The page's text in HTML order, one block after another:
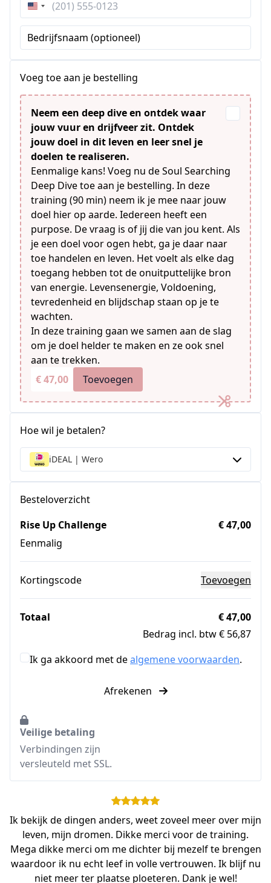
Verenigde
Staten
+1
Bedrijfsnaam (optioneel)
Voeg toe aan je bestelling
Neem een deep dive en ontdek waar
jouw vuur en drijfveer zit. Ontdek
jouw doel in dit leven en leer snel je
doelen te realiseren.
Eenmalige kans! Voeg nu de Soul Searching
Deep Dive toe aan je bestelling. In deze
training (90 min) neem ik je mee naar jouw
doel hier op aarde. Iedereen heeft een
purpose. De vraag is of jij die van jou kent. Als
je een doel voor ogen hebt, ga je daar naar
toe handelen en leven. Het voelt als elke dag
toegang hebben tot de onuitputtelijke bron
van energie. Levensenergie, Voldoening,
tevredenheid en blijdschap staan op je te
wachten.
In deze training gaan we samen aan de slag
om je doel helder te maken en ze ook snel
aan te trekken.
€ 47,00
Toevoegen
Hoe wil je betalen?
iDEAL | Wero
Besteloverzicht
Rise Up Challenge
Eenmalig
€ 47,00
Kortingscode Toevoegen
Totaal
€ 47,00
Bedrag incl. btw € 56,87
Ik ga akkoord met dealgemene voorwaarden.
Afrekenen
Veilige betaling
Verbindingen zijn
versleuteld met SSL.
Ik bekijk de dingen anders, weet zoveel meer over mijn
leven, mijn dromen. Dikke merci voor de training.
Mega dikke merci om me dichter bij mezelf te brengen
waardoor ik nu echt leef in volle vertrouwen. Ik blijf nu
niet meer ter plaatse ploeteren. Dank je wel!